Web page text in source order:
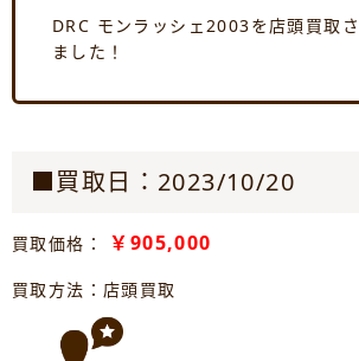
DRC モンラッシェ2003を店頭買取
ました！
■買取日：2023/10/20
買取価格： ￥905,000
買取方法：店頭買取